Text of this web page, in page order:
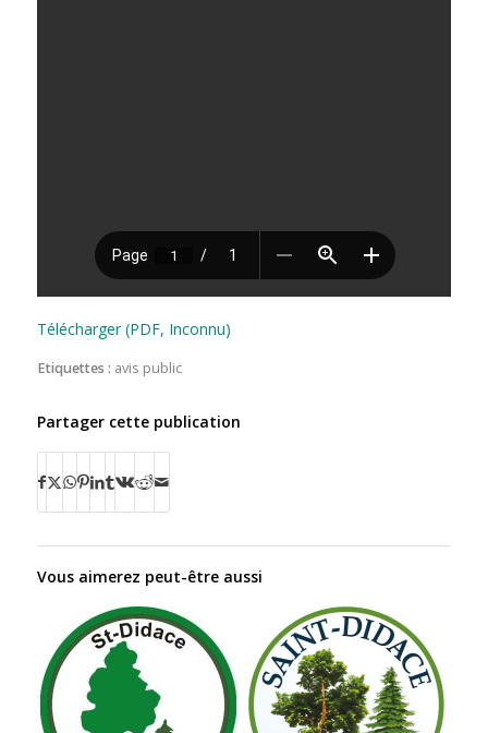
Télécharger (PDF, Inconnu)
Etiquettes : avis public
Partager cette publication
Vous aimerez peut-être aussi